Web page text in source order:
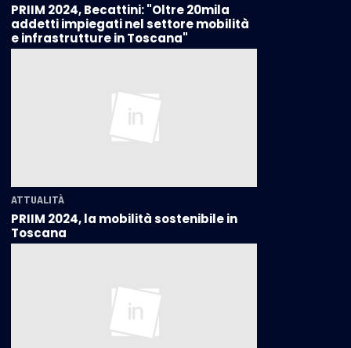
PRIIM 2024, Becattini: "Oltre 20mila
addetti impiegati nel settore mobilità
e infrastrutture in Toscana"
ATTUALITÀ
PRIIM 2024, la mobilità sostenibile in
Toscana